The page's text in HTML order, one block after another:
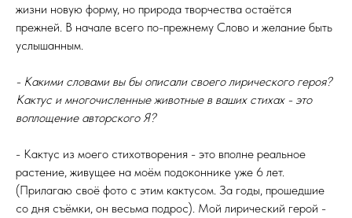
жизни новую форму, но природа творчества остаётся
прежней. В начале всего по-прежнему Слово и желание быть
услышанным.
- Какими словами вы бы описали своего лирического героя?
Кактус и многочисленные животные в ваших стихах - это
воплощение авторского Я?
- Кактус из моего стихотворения - это вполне реальное
растение, живущее на моём подоконнике уже 6 лет.
(Прилагаю своё фото с этим кактусом. За годы, прошедшие
со дня съёмки, он весьма подрос). Мой лирический герой -